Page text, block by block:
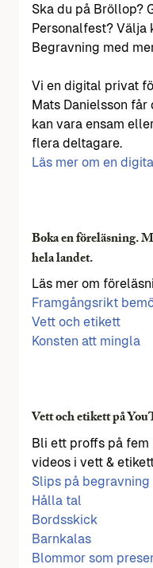
Ska du på Bröllop?
Personalfest?
Begravning med
Vi en digital privat
Mats Danielsson får
kan vara ensam
flera deltagare.
Läs mer om en
Boka en föreläsning.
hela landet.
Läs mer om
Framgångsrikt
Vett och etikett
Konsten att mingla
Vett och etikett på
Bli ett proffs på
videos i vett &
Slips på begravning
Hålla tal
Bordsskick
Barnkalas
Blommor som